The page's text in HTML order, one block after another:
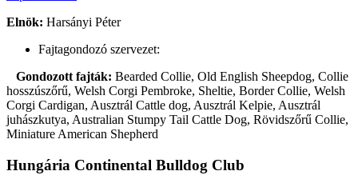
Elnök: Harsányi Péter
Fajtagondozó szervezet:
Gondozott fajták: Bearded Collie, Old English Sheepdog, Collie
hosszúszőrű, Welsh Corgi Pembroke, Sheltie, Border Collie, Welsh
Corgi Cardigan, Ausztrál Cattle dog, Ausztrál Kelpie, Ausztrál
juhászkutya, Australian Stumpy Tail Cattle Dog, Rövidszőrű Collie,
Miniature American Shepherd
Hungária Continental Bulldog Club